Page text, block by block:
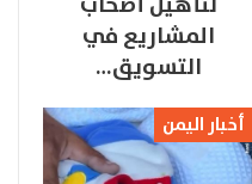
المشاريع في
التسويق…
أخبار اليمن